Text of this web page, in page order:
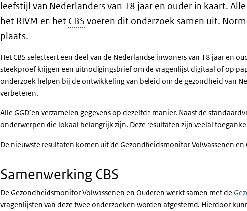
leefstijl van Nederlanders van 18 jaar en ouder in kaart. Alle
het RIVM en het CBS voeren dit onderzoek samen uit.
plaats.
Het CBS selecteert een deel van de Nederlandse inwoners van 18 jaar en
steekproef krijgen een uitnodigingsbrief om de vragenlijst digitaal of op
onderzoek helpen bij de ontwikkeling van beleid om de gezondheid van
verbeteren.
Alle GGD’en verzamelen gegevens op dezelfde manier. Naast de
onderwerpen die lokaal belangrijk zijn. Deze resultaten zijn veelal
De nieuwste resultaten komen uit de Gezondheidsmonitor Volwassenen en
Samenwerking CBS
De Gezondheidsmonitor Volwassenen en Ouderen werkt samen met de
vragenlijsten van deze twee onderzoeken worden afgestemd. Hierdoor